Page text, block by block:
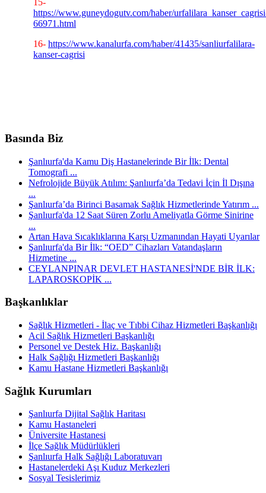
15-
https://www.guneydogutv.com/haber/
66971.html
16- https://www.kanalurfa.com/haber/41435/sanliurfalilara-
kanser-cagrisi
Basında Biz
Şanlıurfa'da Kamu Diş Hastanelerinde Bir İlk: Dental
Tomografi ...
Nefrolojide Büyük Atılım: Şanlıurfa’da Tedavi İçin İl Dışına
...
Şanlıurfa’da Birinci Basamak Sağlık Hizmetlerinde Yatırım ...
Şanlıurfa'da 12 Saat Süren Zorlu Ameliyatla Görme Sinirine
...
Artan Hava Sıcaklıklarına Karşı Uzmanından Hayati Uyarılar
Şanlıurfa'da Bir İlk: “OED” Cihazları Vatandaşların
Hizmetine ...
CEYLANPINAR DEVLET HASTANESİ'NDE BİR İLK:
LAPAROSKOPİK ...
Başkanlıklar
Sağlık Hizmetleri - İlaç ve Tıbbi Cihaz Hizmetleri Başkanlığı
Acil Sağlık Hizmetleri Başkanlığı
Personel ve Destek Hiz. Başkanlığı
Halk Sağlığı Hizmetleri Başkanlığı
Kamu Hastane Hizmetleri Başkanlığı
Sağlık Kurumları
Şanlıurfa Dijital Sağlık Haritası
Kamu Hastaneleri
Üniversite Hastanesi
İlçe Sağlık Müdürlükleri
Şanlıurfa Halk Sağlığı Laboratuvarı
Hastanelerdeki Aşı Kuduz Merkezleri
Sosyal Tesislerimiz